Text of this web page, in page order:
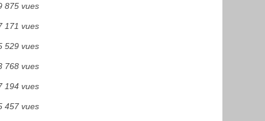
875 vues
171 vues
529 vues
768 vues
194 vues
457 vues